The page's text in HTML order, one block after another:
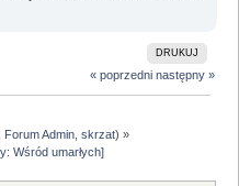
DRUKUJ
« poprzedni następny »
Forum Admin ,skrzat) »
Wśród umarłych]